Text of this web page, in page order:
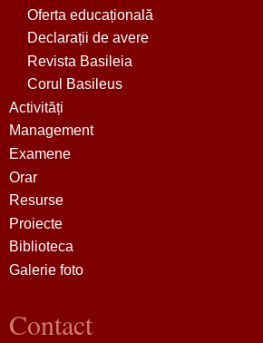
Oferta educațională
Declarații de avere
Revista Basileia
Corul Basileus
Activități
Management
Examene
Orar
Resurse
Proiecte
Biblioteca
Galerie foto
Contact